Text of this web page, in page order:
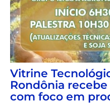
Vitrine
Rondônia
com foco em